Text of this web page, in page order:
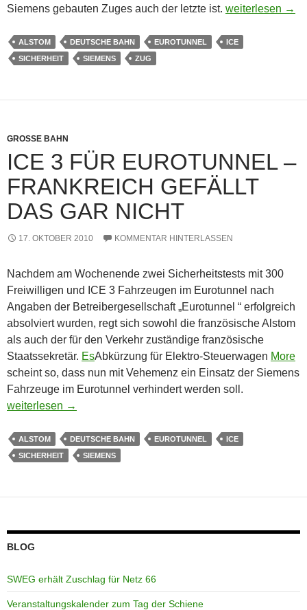
Siemens gebauten Zuges auch der letzte ist. ICE 3 das erste
weiterlesen →
ALSTOM DEUTSCHE BAHN EUROTUNNEL
ICE
SICHERHEIT
SIEMENS ZUG
GROSSE BAHN
ICE 3 FÜR EUROTUNNEL –
FRANKREICH GEFÄLLT
DAS GAR NICHT
17. OKTOBER 2010 KOMMENTAR HINTERLASSEN
Nachdem am Wochenende zwei Sicherheitstests mit 300
Freiwilligen und ICE 3 Fahrzeugen im Eurotunnel nach
Angaben der Betreibergesellschaft „Eurotunnel “ erfolgreich
absolviert wurden, regt sich sowohl die französische Alstom
als auch der für den Verkehr zuständige französische
Staatssekretär. EsAbkürzung für Elektro-Steuerwagen More
scheint so, dass nun mit Vehemenz ein Einsatz der Siemens
Fahrzeuge im Eurotunnel verhindert werden soll.
ICE 3 für Eurotunnel – Frankreich gefällt das gar nicht
weiterlesen →
ALSTOM DEUTSCHE BAHN EUROTUNNEL
ICE
SICHERHEIT
SIEMENS
BLOG
SWEG erhält Zuschlag für Netz 66
Veranstaltungskalender zum Tag der Schiene